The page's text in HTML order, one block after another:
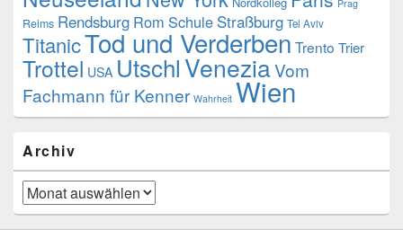
Prag
Reims Rendsburg Rom Schule Straßburg Tel Aviv
TitanicTod und Verderben Trento Trier
Trottel USA UtschlVeneziaVom
Fachmann für Kenner Wahrheit Wien
Archiv
Archiv